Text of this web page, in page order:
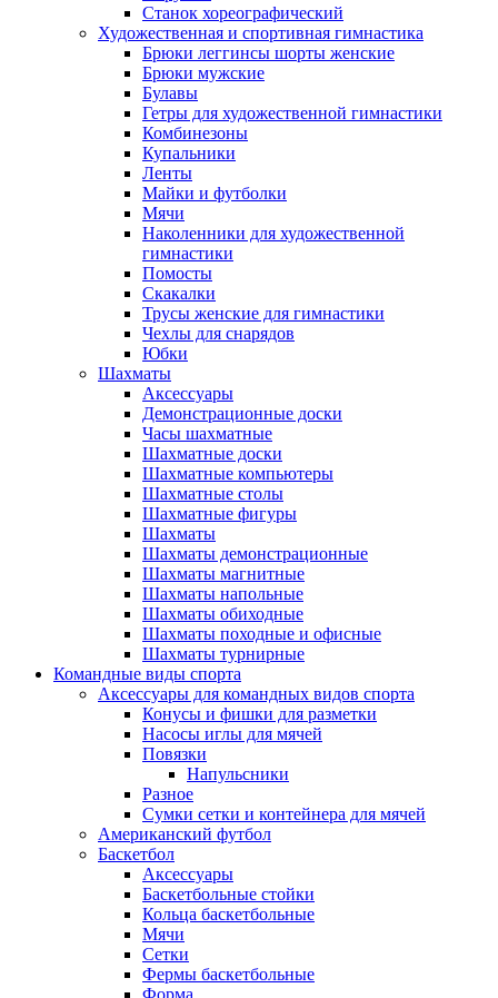
Станок хореографический
Художественная и спортивная гимнастика
Брюки леггинсы шорты женские
Брюки мужские
Булавы
Гетры для художественной гимнастики
Комбинезоны
Купальники
Ленты
Майки и футболки
Мячи
Наколенники для художественной
гимнастики
Помосты
Скакалки
Трусы женские для гимнастики
Чехлы для снарядов
Юбки
Шахматы
Аксессуары
Демонстрационные доски
Часы шахматные
Шахматные доски
Шахматные компьютеры
Шахматные столы
Шахматные фигуры
Шахматы
Шахматы демонстрационные
Шахматы магнитные
Шахматы напольные
Шахматы обиходные
Шахматы походные и офисные
Шахматы турнирные
Командные виды спорта
Аксессуары для командных видов спорта
Конусы и фишки для разметки
Насосы иглы для мячей
Повязки
Напульсники
Разное
Сумки сетки и контейнера для мячей
Американский футбол
Баскетбол
Аксессуары
Баскетбольные стойки
Кольца баскетбольные
Мячи
Сетки
Фермы баскетбольные
Форма